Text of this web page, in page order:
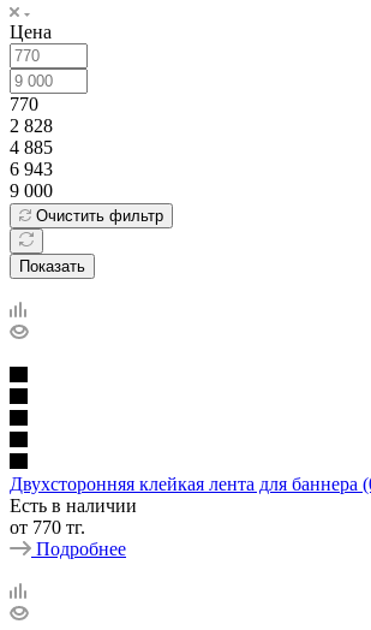
Цена
770
2 828
4 885
6 943
9 000
Очистить фильтр
Показать
Двухсторонняя клейкая лента для
Есть в наличии
от 770 тг.
Подробнее